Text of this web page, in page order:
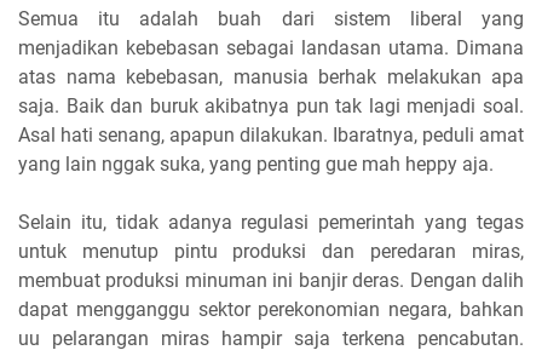
Semua itu adalah buah dari sistem liberal yang
menjadikan kebebasan sebagai landasan utama. Dimana
atas nama kebebasan, manusia berhak melakukan apa
saja. Baik dan buruk akibatnya pun tak lagi menjadi soal.
Asal hati senang, apapun dilakukan. Ibaratnya, peduli amat
yang lain nggak suka, yang penting gue mah heppy aja.
Selain itu, tidak adanya regulasi pemerintah yang tegas
untuk menutup pintu produksi dan peredaran miras,
membuat produksi minuman ini banjir deras. Dengan dalih
dapat mengganggu sektor perekonomian negara, bahkan
uu pelarangan miras hampir saja terkena pencabutan.